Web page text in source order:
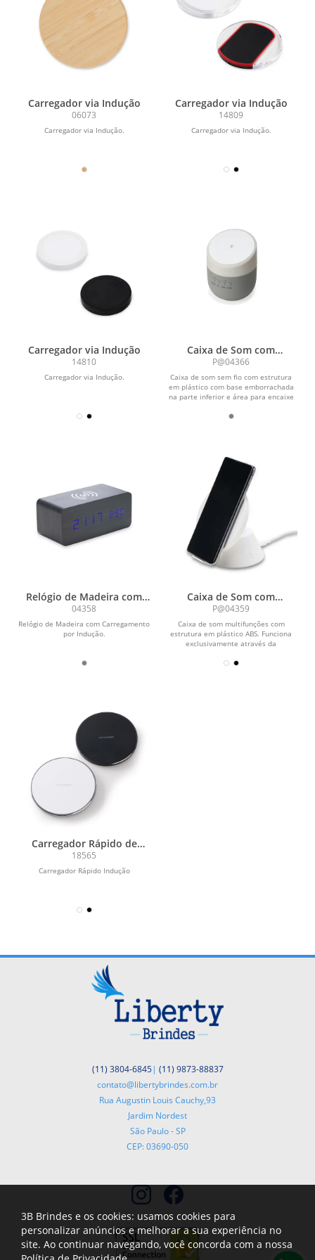
Carregador via Indução
06073
Carregador via Indução.
Carregador via Indução
14809
Carregador via Indução.
Carregador via Indução
14810
Carregador via Indução.
Caixa de Som com
Carregador por Indução
P@04366
Caixa de som sem fio com estrutura
em plástico com base emborrachada
na parte inferior e área para encaixe
Relógio de Madeira com
Carregamento por Indução
04358
Relógio de Madeira com Carregamento
por Indução.
Caixa de Som com
Carregador por Indução
P@04359
Caixa de som multifunções com
estrutura em plástico ABS. Funciona
exclusivamente através da
Carregador Rápido de
Indução Redondo
18565
Carregador Rápido Indução
(11) 3804-6845| (11) 9873-88837
contato@libertybrindes.com.br
Rua Augustin Louis Cauchy,93
Jardim Nordest
São Paulo - SP
CEP: 03690-050
3B Brindes e os cookies: usamos cookies para
personalizar anúncios e melhorar a sua experiência no
site. Ao continuar navegando, você concorda com a nossa